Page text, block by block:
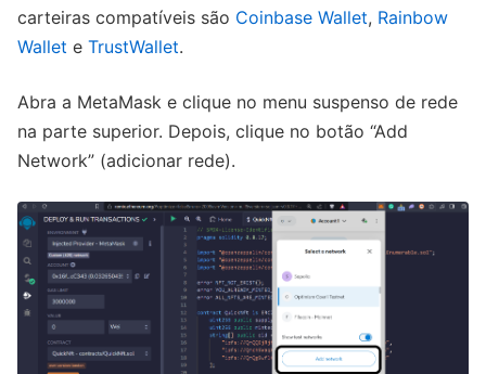
carteiras compatíveis são Coinbase Wallet, Rainbow
Wallet e TrustWallet.
Abra a MetaMask e clique no menu suspenso de rede
na parte superior. Depois, clique no botão “Add
Network” (adicionar rede).